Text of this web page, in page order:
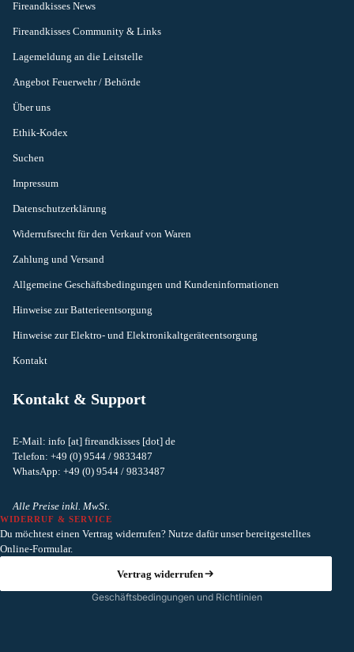
Fireandkisses News
Fireandkisses Community & Links
Lagemeldung an die Leitstelle
Angebot Feuerwehr / Behörde
Über uns
Ethik-Kodex
Suchen
Impressum
Datenschutzerklärung
Widerrufsrecht für den Verkauf von Waren
Zahlung und Versand
Allgemeine Geschäftsbedingungen und Kundeninformationen
Hinweise zur Batterieentsorgung
Hinweise zur Elektro- und Elektronikaltgeräteentsorgung
Kontakt
Kontakt & Support
E-Mail: info [at] fireandkisses [dot] de
Telefon: +49 (0) 9544 / 9833487
WhatsApp: +49 (0) 9544 / 9833487
Alle Preise inkl. MwSt.
WIDERRUF & SERVICE
Du möchtest einen Vertrag widerrufen? Nutze dafür unser bereitgestelltes
Online-Formular.
Vertrag widerrufen
Geschäftsbedingungen und Richtlinien
Widerrufsrecht
Datenschutzerklärung
AGB
Versand
Kontaktinformationen